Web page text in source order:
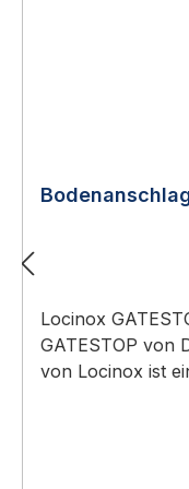
Locinox
GATESTOP von
von Locinox ist